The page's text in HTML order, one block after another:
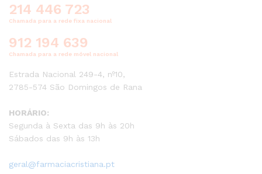
214 446 723
Chamada para a rede fixa nacional
912 194 639
Chamada para a rede móvel nacional
Estrada Nacional 249-4, nº10,
2785-574 São Domingos de Rana
HORÁRIO:
Segunda à Sexta das 9h às 20h
Sábados das 9h às 13h
geral@farmaciacristiana.pt